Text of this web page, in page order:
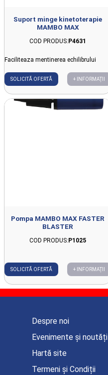
Suport minge kinetoterapie
MAMBO MAX
COD PRODUS: P4631
Faciliteaza mentinerea echilibrului
SOLICITĂ OFERTĂ + INFORMAȚII
Pompa MAMBO MAX FASTER
BLASTER
COD PRODUS: P1025
SOLICITĂ OFERTĂ + INFORMAȚII
Despre noi
Evenimente și noutăți
Hartă site
Termeni și Condiții